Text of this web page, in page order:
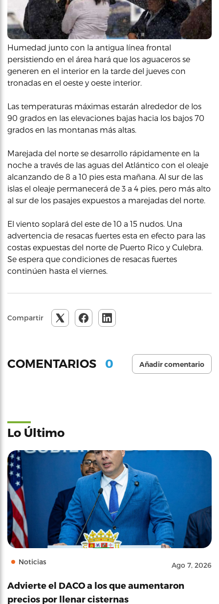
Humedad junto con la antigua línea frontal
persistiendo en el área hará que los aguaceros se
generen en el interior en la tarde del jueves con
tronadas en el oeste y oeste interior.
Las temperaturas máximas estarán alrededor de los
90 grados en las elevaciones bajas hacia los bajos 70
grados en las montanas más altas.
Marejada del norte se desarrollo rápidamente en la
noche a través de las aguas del Atlántico con el oleaje
alcanzando de 8 a 10 pies esta mañana. Al sur de las
islas el oleaje permanecerá de 3 a 4 pies, pero más alto
al sur de los pasajes expuestos a marejadas del norte.
El viento soplará del este de 10 a 15 nudos. Una
advertencia de resacas fuertes esta en efecto para las
costas expuestas del norte de Puerto Rico y Culebra.
Se espera que condiciones de resacas fuertes
continúen hasta el viernes.
Compartir
COMENTARIOS 0 Añadir comentario
Lo Último
Noticias Ago 7, 2026
Advierte el DACO a los que aumentaron
precios por llenar cisternas